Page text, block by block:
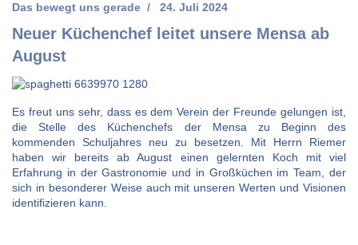
Neuer Küchenchef leitet unsere Mensa ab
August
Das bewegt uns gerade 24. Juli 2024
Es freut uns sehr, dass es dem Verein der Freunde gelungen ist,
die Stelle des Küchenchefs der Mensa zu Beginn des
kommenden Schuljahres neu zu besetzen. Mit Herrn Riemer
haben wir bereits ab August einen gelernten Koch mit viel
Erfahrung in der Gastronomie und in Großküchen im Team, der
sich in besonderer Weise auch mit unseren Werten und Visionen
identifizieren kann.